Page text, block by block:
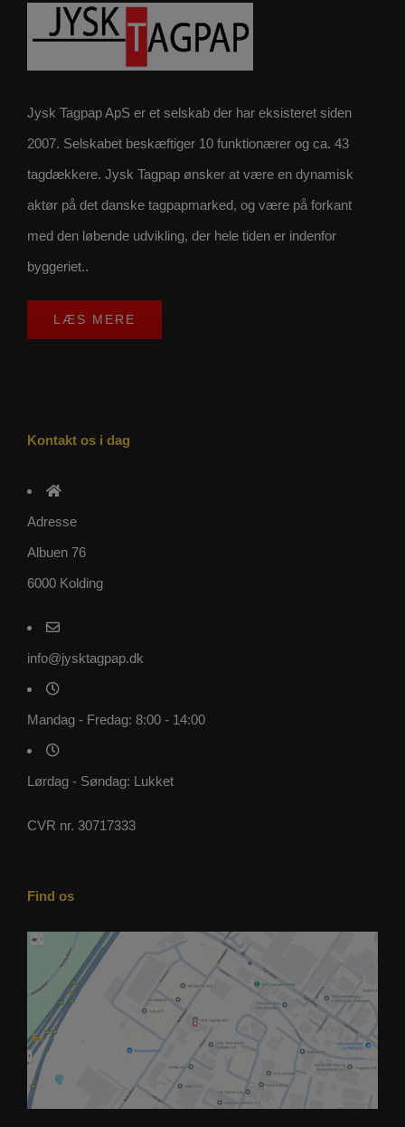
Jysk Tagpap ApS er et selskab der har eksisteret siden
2007. Selskabet beskæftiger 10 funktionærer og ca. 43
tagdækkere. Jysk Tagpap ønsker at være en dynamisk
aktør på det danske tagpapmarked, og være på forkant
med den løbende udvikling, der hele tiden er indenfor
byggeriet..
LÆS MERE
Kontakt os i dag
Adresse
Albuen 76
6000 Kolding
info@jysktagpap.dk
Mandag - Fredag: 8:00 - 14:00
Lørdag - Søndag: Lukket
CVR nr. 30717333
Find os